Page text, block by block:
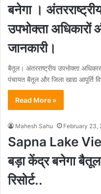
बनेगा ।
उपभोक्ता अधिकारों
जानकारी।
बैतूल। अंतरराष्ट्रीय उपभोक्ता
पंचायत बैतूल और जिला खाद्य आपूर्ति
Read More »
Mahesh Sahu February 23,
Sapna Lake
बड़ा केंद्र बनेगा
रिसोर्ट..